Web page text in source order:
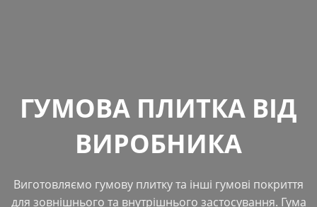
ГУМОВА ПЛИТКА ВІД
ВИРОБНИКА
Виготовляємо гумову плитку та інші гумові покриття
для зовнішнього та внутрішнього застосування. Гума